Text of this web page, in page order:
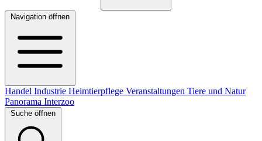
Navigation öffnen
Handel Industrie Heimtierpflege Veranstaltungen Tiere und Natur
Panorama Interzoo
Suche öffnen